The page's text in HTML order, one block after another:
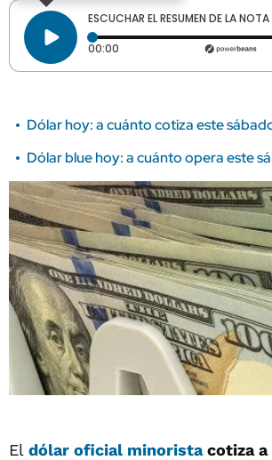
ESCUCHAR EL RESUMEN DE LA NOTA
00:00 Tiempo transcurrido: 0
Dólar hoy: a cuánto cotiza este
Dólar blue hoy: a cuánto opera este
El dólar oficial minoristacotiza a